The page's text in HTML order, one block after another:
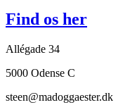
Find os her
Allégade 34
5000 Odense C
steen@madoggaester.dk